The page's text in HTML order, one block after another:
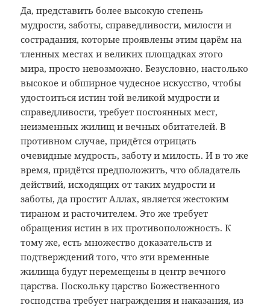
Да, представить более высокую степень
мудрости, заботы, справедливости, милости и
сострадания, которые проявлены этим царём на
тленных местах и великих площадках этого
мира, просто невозможно. Безусловно, настолько
высокое и обширное чудесное искусство, чтобы
удостоиться истин той великой мудрости и
справедливости, требует постоянных мест,
неизменных жилищ и вечных обитателей. В
противном случае, придётся отрицать
очевидные мудрость, заботу и милость. И в то же
время, придётся предположить, что обладатель
действий, исходящих от таких мудрости и
заботы, да простит Аллах, является жестоким
тираном и расточителем. Это же требует
обращения истин в их противоположность. К
тому же, есть множество доказательств и
подтверждений того, что эти временные
жилища будут перемещены в центр вечного
царства. Поскольку царство Божественного
господства требует награждения и наказания, из